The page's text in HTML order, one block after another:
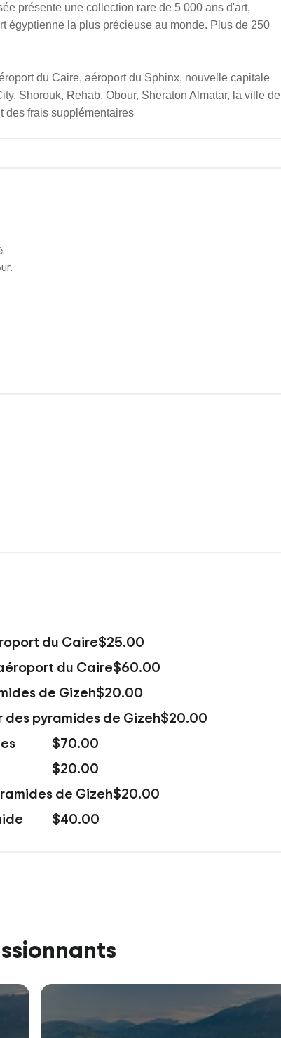
présente une collection rare de 5 000 ans d'art,
égyptienne la plus précieuse au monde. Plus de 250
du Caire, aéroport du Sphinx, nouvelle capitale
Shorouk, Rehab, Obour, Sheraton Almatar, la ville de
des frais supplémentaires
du Caire$25.00
du Caire$60.00
de Gizeh$20.00
pyramides de Gizeh$20.00
$70.00
$20.00
de Gizeh$20.00
$40.00